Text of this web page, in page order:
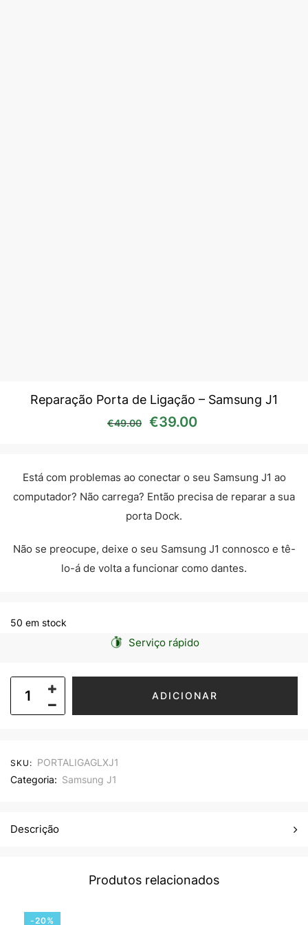
Reparação Porta de Ligação – Samsung J1
€49.00 O preço original era:
€39.00
Está com problemas ao conectar o seu Samsung J1 ao
computador? Não carrega? Então precisa de reparar a sua
porta Dock.
Não se preocupe, deixe o seu Samsung J1 connosco e tê-
lo-á de volta a funcionar como dantes.
50 em stock
Serviço rápido
ADICIONAR
SKU: PORTALIGAGLXJ1
Categoria: Samsung J1
Descrição
Produtos relacionados
-20%